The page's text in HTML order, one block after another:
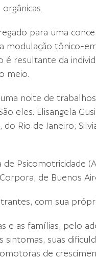
para uma
modulação tônico-
é resultante da
meio.
noite de
eles: Elisangela
Rio de Janeiro;
Psicomotricidade
de Buenos
com sua
e as famílias, pelo
suas
de